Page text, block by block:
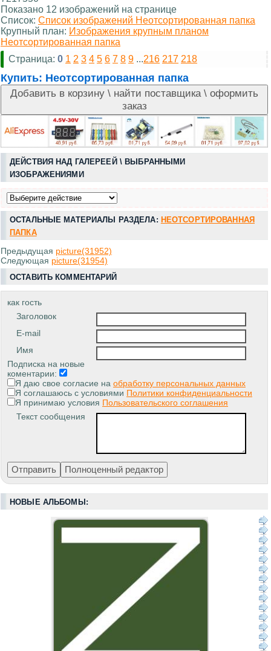
Показано 12 изображений на странице
Список: Список изображений Неотсортированная папка
Крупный план: Изображения крупным планом
Неотсортированная папка
Страница: 0 1 2 3 4 5 6 7 8 9 ...216 217 218
Купить: Неотсортированная папка
ДЕЙСТВИЯ НАД ГАЛЕРЕЕЙ \ ВЫБРАННЫМИ
ИЗОБРАЖЕНИЯМИ
ОСТАЛЬНЫЕ МАТЕРИАЛЫ РАЗДЕЛА: НЕОТСОРТИРОВАННАЯ
ПАПКА
Предыдущая picture(31952)
Следующая picture(31954)
ОСТАВИТЬ КОММЕНТАРИЙ
как гость
Заголовок
E-mail
Имя
Подписка на новые
коментарии:
Я даю свое согласие на обработку персональных данных
Я соглашаюсь с условиями Политики конфиденциальности
Я принимаю условия Пользовательского соглашения
Текст сообщения
НОВЫЕ АЛЬБОМЫ: